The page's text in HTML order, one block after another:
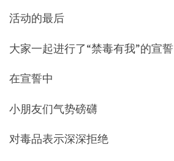
活动的最后
大家一起进行了“禁毒有我”的宣誓
在宣誓中
小朋友们气势磅礴
对毒品表示深深拒绝